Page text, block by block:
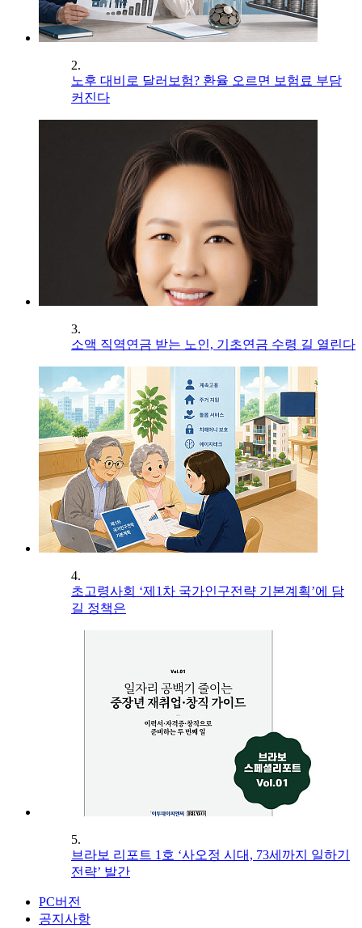
2.
노후 대비로 달러보험? 환율 오르면 보험료 부담
커진다
3.
소액 직역연금 받는 노인, 기초연금 수령 길 열린다
4.
초고령사회 ‘제1차 국가인구전략 기본계획’에 담
길 정책은
5.
브라보 리포트 1호 ‘사오정 시대, 73세까지 일하기
전략’ 발간
PC버전
공지사항